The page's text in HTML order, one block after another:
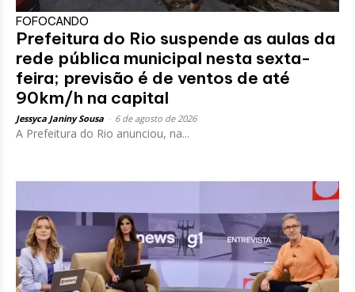
FOFOCANDO
Prefeitura do Rio suspende as aulas da
rede pública municipal nesta sexta-
feira; previsão é de ventos de até
90km/h na capital
Jessyca Janiny Sousa 6 de agosto de 2026
A Prefeitura do Rio anunciou, na...